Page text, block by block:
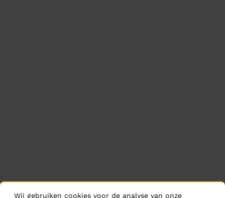
Wij gebruiken cookies voor de analyse van onze